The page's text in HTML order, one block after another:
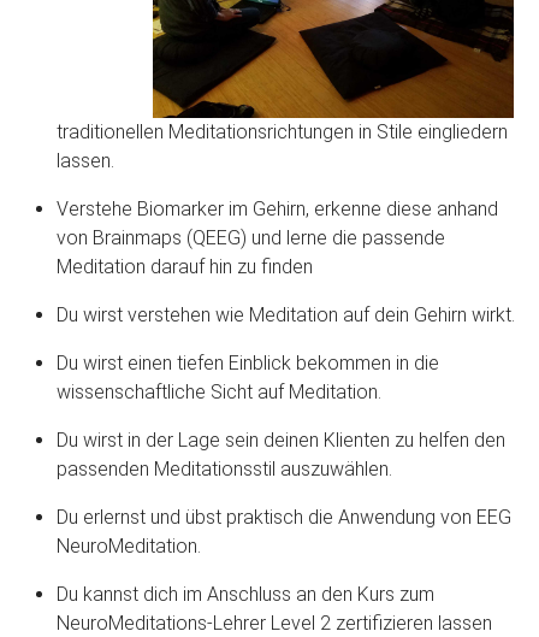
traditionellen Meditationsrichtungen in Stile eingliedern
lassen.
Verstehe Biomarker im Gehirn, erkenne diese anhand
von Brainmaps (QEEG) und lerne die passende
Meditation darauf hin zu finden
Du wirst verstehen wie Meditation auf dein Gehirn wirkt.
Du wirst einen tiefen Einblick bekommen in die
wissenschaftliche Sicht auf Meditation.
Du wirst in der Lage sein deinen Klienten zu helfen den
passenden Meditationsstil auszuwählen.
Du erlernst und übst praktisch die Anwendung von EEG
NeuroMeditation.
Du kannst dich im Anschluss an den Kurs zum
NeuroMeditations-Lehrer Level 2 zertifizieren lassen